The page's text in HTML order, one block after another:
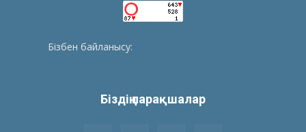
Бізбен байланысу:
Біздің парақшалар